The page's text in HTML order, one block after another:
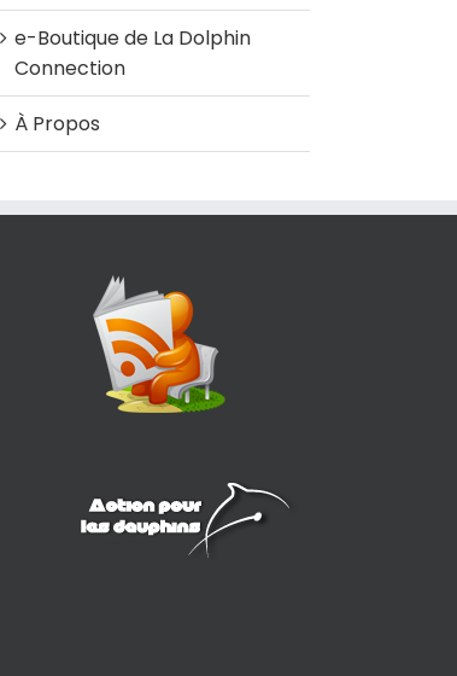
e-Boutique de La Dolphin
Connection
À Propos